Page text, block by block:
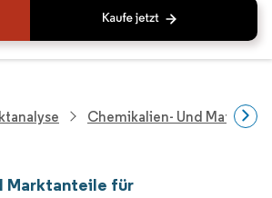
Chemikalien- Und
Marktanteile für